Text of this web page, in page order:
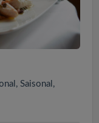
Saisonal,